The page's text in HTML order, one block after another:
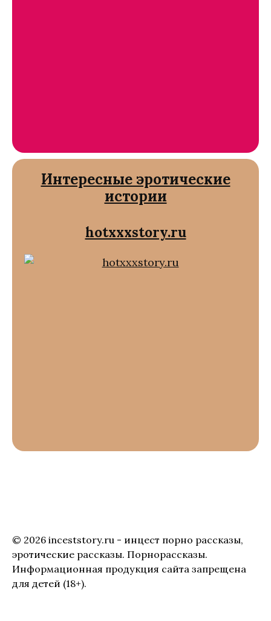
Интересные эротические
истории
hotxxxstory.ru
© 2026 inceststory.ru - инцест порно рассказы,
эротические рассказы. Порнорассказы.
Информационная продукция сайта запрещена
для детей (18+).